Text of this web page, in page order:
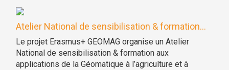
Atelier National de sensibilisation & formation...
Le projet Erasmus+ GEOMAG organise un Atelier
National de sensibilisation & formation aux
applications de la Géomatique à l’agriculture et à